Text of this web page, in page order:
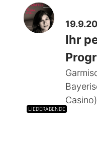
LIEDERABENDE
Ihr